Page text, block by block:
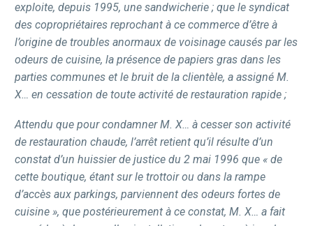
exploite, depuis 1995, une sandwicherie ; que le syndicat
des copropriétaires reprochant à ce commerce d’être à
l’origine de troubles anormaux de voisinage causés par les
odeurs de cuisine, la présence de papiers gras dans les
parties communes et le bruit de la clientèle, a assigné M.
X… en cessation de toute activité de restauration rapide ;
Attendu que pour condamner M. X… à cesser son activité
de restauration chaude, l’arrêt retient qu’il résulte d’un
constat d’un huissier de justice du 2 mai 1996 que « de
cette boutique, étant sur le trottoir ou dans la rampe
d’accès aux parkings, parviennent des odeurs fortes de
cuisine », que postérieurement à ce constat, M. X… a fait